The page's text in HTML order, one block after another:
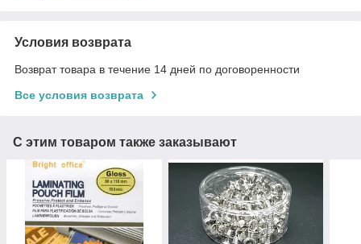
Условия возврата
Возврат товара в течение 14 дней по договоренности
Все условия возврата
С этим товаром также заказывают